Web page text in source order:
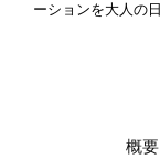
ーションを大人の
概要